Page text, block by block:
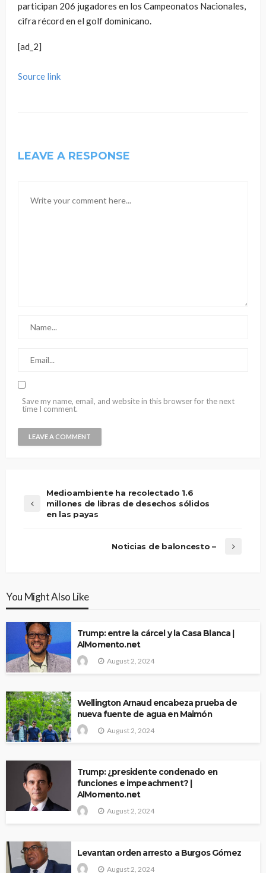
participan 206 jugadores en los Campeonatos Nacionales,
cifra récord en el golf dominicano.
[ad_2]
Source link
LEAVE A RESPONSE
Save my name, email, and website in this browser for the next
time I comment.
Medioambiente ha recolectado 1.6
millones de libras de desechos sólidos
en las payas
Noticias de baloncesto –
You Might Also Like
Trump: entre la cárcel y la Casa Blanca |
AlMomento.net
August 2, 2024
Wellington Arnaud encabeza prueba de
nueva fuente de agua en Maimón
August 2, 2024
Trump: ¿presidente condenado en
funciones e impeachment? |
AlMomento.net
August 2, 2024
Levantan orden arresto a Burgos Gómez
August 2, 2024